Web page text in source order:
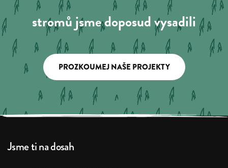
stromů jsme doposud vysadili
PROZKOUMEJ NAŠE PROJEKTY
Jsme ti na dosah